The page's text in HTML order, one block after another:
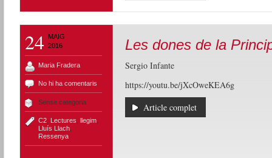
24
MAIG
2016
Maria Fradera
No hi ha comentaris
Sense categoria
C2, Lectures llegim,
Lluís Llach,
Ressenya
Les dones de la
Sergio Infante
https://youtu.be/jXcOweKEA6g
Article complet